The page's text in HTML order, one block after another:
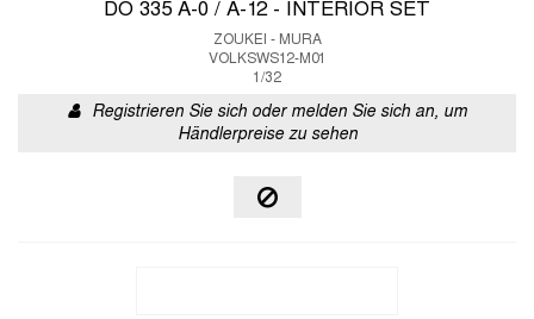
DO 335 A-0 / A-12 - INTERIOR SET
ZOUKEI - MURA
VOLKSWS12-M01
1/32
Registrieren Sie sich oder melden Sie sich an, um
Händlerpreise zu sehen